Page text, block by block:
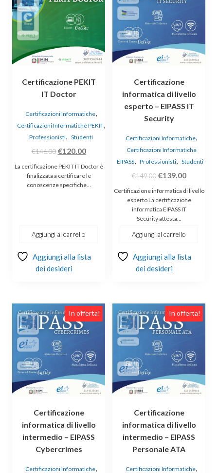
Certificazione PEKIT
IT Doctor
Certificazioni Informatiche,
Certificazioni Informatiche PEKIT,
Professionisti, Studenti
€146.00 Il
prezzo
originale
era:
€120.00Il
prezzo
attuale
è:
La certificazione PEKIT IT Doctor è
finalizzata a certificare le
conoscenze specifiche…
Aggiungi al carrello
Aggiungi alla lista
dei desideri
Certificazione
informatica di livello
esperto – EIPASS IT
Security
Certificazioni Informatiche,
Certificazioni Informatiche
EIPASS, Professionisti, Studenti
€149.00Il
prezzo
originale
era:
€149.00.
€139.00Il
prezzo
attuale
è:
Certificazione informatica di livello
esperto La certificazione
informatica EIPASS IT
Security attesta…
Aggiungi al carrello
Aggiungi alla lista
dei desideri
In offerta!
Certificazione
informatica di livello
intermedio – EIPASS
Cybercrimes
Certificazioni Informatiche,
In offerta!
Certificazione
informatica di livello
intermedio – EIPASS
Personale ATA
Certificazioni Informatiche,